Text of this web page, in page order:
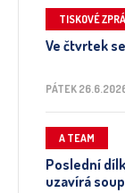
TISKOVÉ
Ve čtvrtek
PÁTEK
A TEAM
Poslední
uzavírá